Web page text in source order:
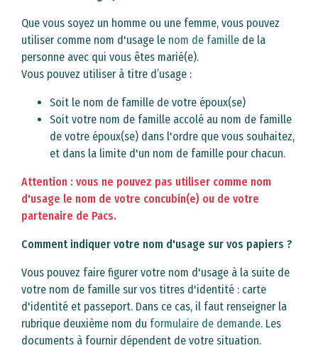
Que vous soyez un homme ou une femme, vous pouvez
utiliser comme nom d'usage le nom de famille de la
personne avec qui vous êtes marié(e).
Vous pouvez utiliser à titre d’usage :
Soit le nom de famille de votre époux(se)
Soit votre nom de famille accolé au nom de famille
de votre époux(se) dans l'ordre que vous souhaitez,
et dans la limite d'un nom de famille pour chacun.
Attention : vous ne pouvez pas utiliser comme nom
d'usage le nom de votre concubin(e) ou de votre
partenaire de Pacs.
Comment indiquer votre nom d'usage sur vos papiers ?
Vous pouvez faire figurer votre nom d'usage à la suite de
votre nom de famille sur vos titres d'identité : carte
d'identité et passeport. Dans ce cas, il faut renseigner la
rubrique deuxième nom du formulaire de demande. Les
documents à fournir dépendent de votre situation.